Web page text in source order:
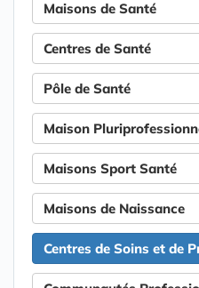
Maisons de Santé
Centres de Santé
Pôle de Santé
Maison
Maisons Sport Santé
Maisons de Naissance
Centres de Soins et de